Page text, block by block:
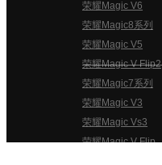
荣耀Magic V6
荣耀Magic8系列
荣耀Magic V5
荣耀Magic V Flip2
荣耀Magic7系列
荣耀Magic V3
荣耀Magic Vs3
荣耀Magic V Flip